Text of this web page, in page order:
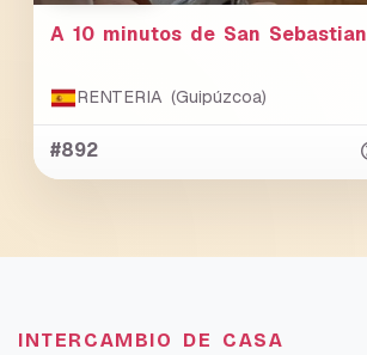
A 10 minutos de San Sebastian
RENTERIA (Guipúzcoa)
#892
INTERCAMBIO DE CASA